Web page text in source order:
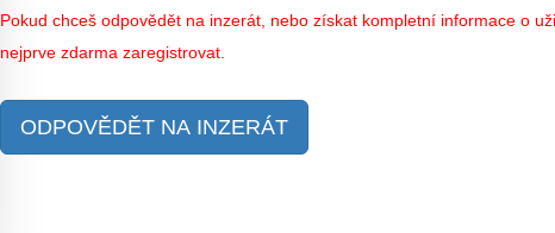
Pokud chceš odpovědět na inzerát, nebo získat kompletní informace o
nejprve zdarma zaregistrovat.
ODPOVĚDĚT NA INZERÁT